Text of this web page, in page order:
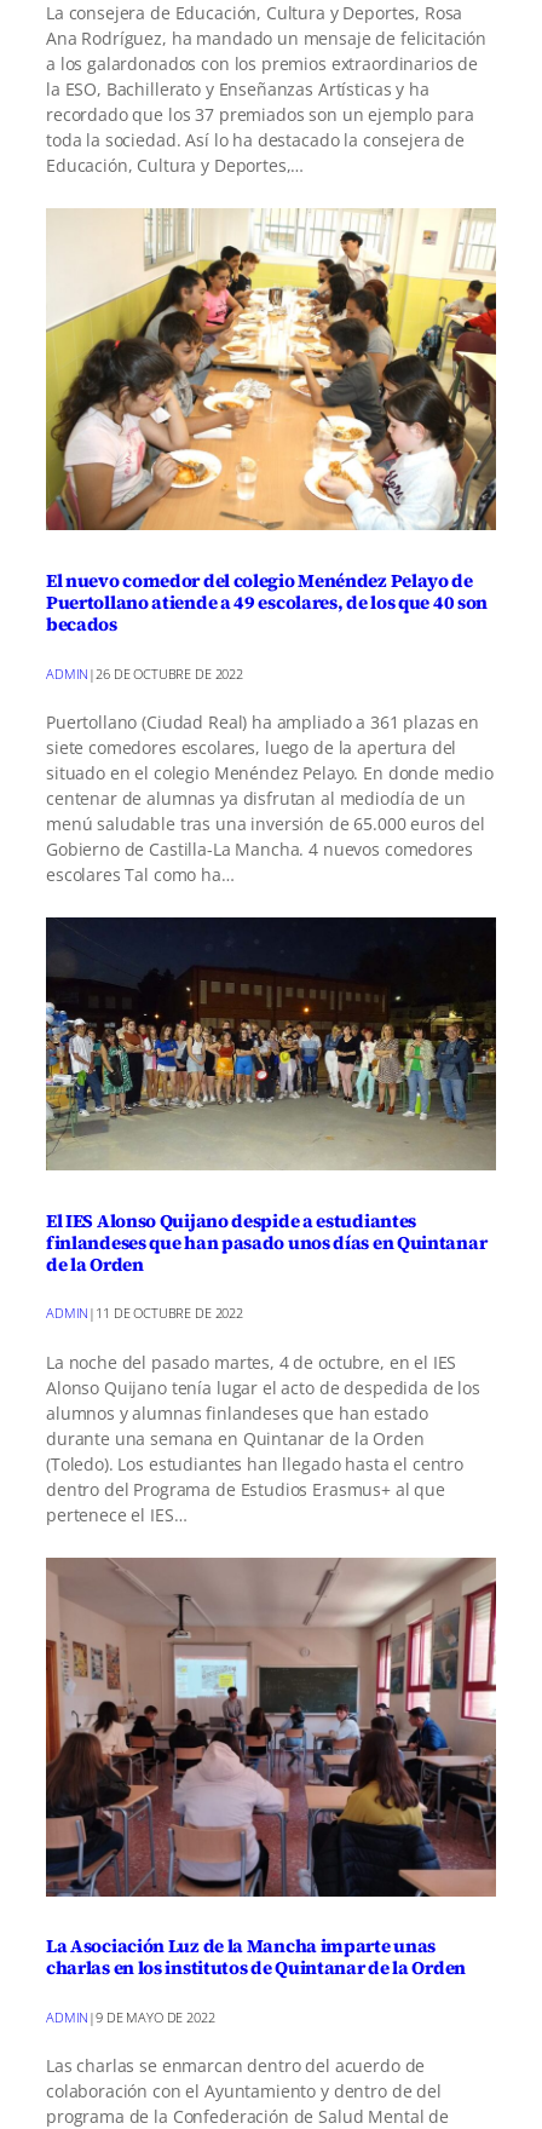
La consejera de Educación, Cultura y Deportes, Rosa
Ana Rodríguez, ha mandado un mensaje de felicitación
a los galardonados con los premios extraordinarios de
la ESO, Bachillerato y Enseñanzas Artísticas y ha
recordado que los 37 premiados son un ejemplo para
toda la sociedad. Así lo ha destacado la consejera de
Educación, Cultura y Deportes,…
El nuevo comedor del colegio Menéndez Pelayo de
Puertollano atiende a 49 escolares, de los que 40 son
becados
ADMIN | 26 DE OCTUBRE DE 2022
Puertollano (Ciudad Real) ha ampliado a 361 plazas en
siete comedores escolares, luego de la apertura del
situado en el colegio Menéndez Pelayo. En donde medio
centenar de alumnas ya disfrutan al mediodía de un
menú saludable tras una inversión de 65.000 euros del
Gobierno de Castilla-La Mancha. 4 nuevos comedores
escolares Tal como ha…
El IES Alonso Quijano despide a estudiantes
finlandeses que han pasado unos días en Quintanar
de la Orden
ADMIN | 11 DE OCTUBRE DE 2022
La noche del pasado martes, 4 de octubre, en el IES
Alonso Quijano tenía lugar el acto de despedida de los
alumnos y alumnas finlandeses que han estado
durante una semana en Quintanar de la Orden
(Toledo). Los estudiantes han llegado hasta el centro
dentro del Programa de Estudios Erasmus+ al que
pertenece el IES…
La Asociación Luz de la Mancha imparte unas
charlas en los institutos de Quintanar de la Orden
ADMIN |9 DE MAYO DE 2022
Las charlas se enmarcan dentro del acuerdo de
colaboración con el Ayuntamiento y dentro de del
programa de la Confederación de Salud Mental de